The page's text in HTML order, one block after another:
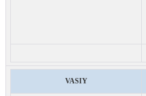
VASIY